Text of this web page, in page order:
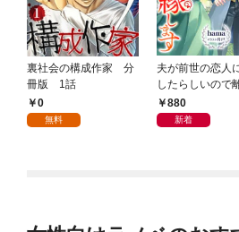
裏社会の構成作家 分
冊版 1話
0
無料
夫が前世の恋人
したらしいので
ます880
新着